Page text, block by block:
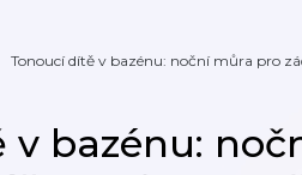
Tonoucí dítě v bazénu: noční můra pro
v bazénu: